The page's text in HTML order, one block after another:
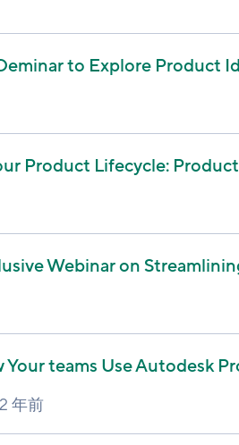
to Explore Product
Product Lifecycle:
Webinar on
teams Use Autodesk
2 年前